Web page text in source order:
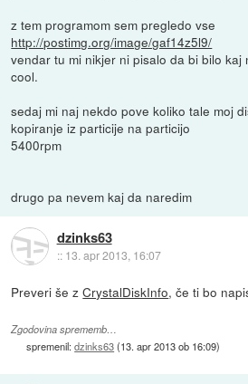
z tem programom sem pregledo vse
http://postimg.org/image/gaf14z5l9/
vendar tu mi nikjer ni pisalo da bi bilo kaj
cool.
sedaj mi naj nekdo pove koliko tale moj
kopiranje iz particije na particijo
5400rpm
drugo pa nevem kaj da naredim
dzinks63
:: 13. apr 2013, 16:07
Preveri še zCrystalDiskInfo, če ti bo
Zgodovina sprememb…
spremenil:dzinks63(13. apr 2013 ob 16:09)